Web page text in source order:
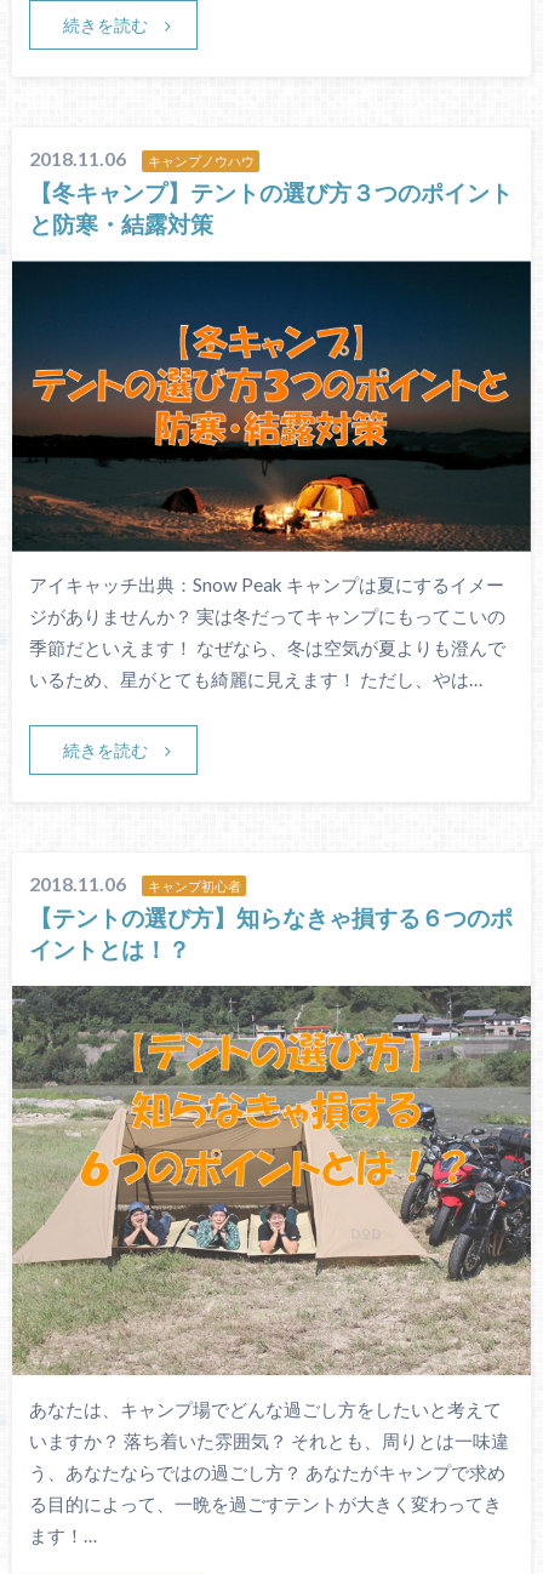
続きを読む
2018.11.06 キャンプノウハウ
【冬キャンプ】テントの選び方３つのポイント
と防寒・結露対策
アイキャッチ出典：Snow Peak キャンプは夏にするイメー
ジがありませんか？ 実は冬だってキャンプにもってこいの
季節だといえます！ なぜなら、冬は空気が夏よりも澄んで
いるため、星がとても綺麗に見えます！ ただし、やは…
続きを読む
2018.11.06 キャンプ初心者
【テントの選び方】知らなきゃ損する６つのポ
イントとは！？
あなたは、キャンプ場でどんな過ごし方をしたいと考えて
いますか？ 落ち着いた雰囲気？ それとも、周りとは一味違
う、あなたならではの過ごし方？ あなたがキャンプで求め
る目的によって、一晩を過ごすテントが大きく変わってき
ます！…